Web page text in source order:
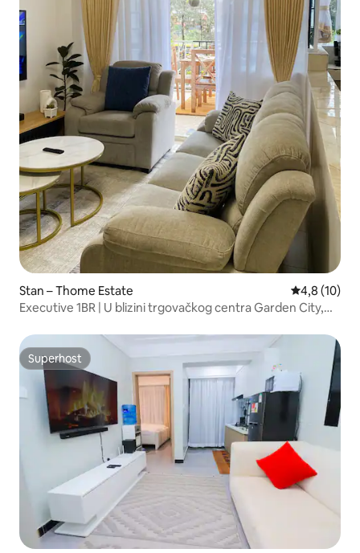
Stan – Thome Estate Prosječna
4,8 (10)
Executive 1BR | U blizini trgovačkog centra Garden City,
Superhost
Superhost